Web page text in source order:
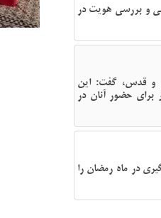
و بررسی هویت در
و قدس، گفت: این
برای حضور آنان در
در ماه رمضان را